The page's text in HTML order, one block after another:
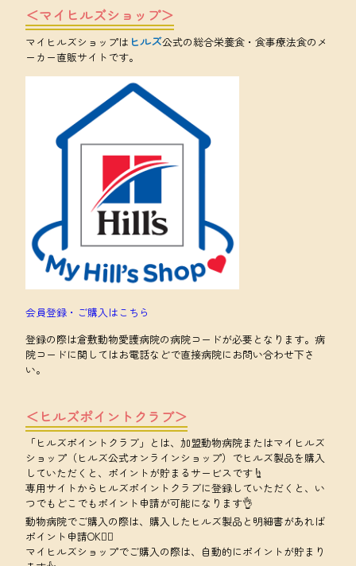
＜マイヒルズショップ＞
マイヒルズショップは ヒルズ公式の総合栄養食・食事療法食のメ
ーカー直販サイトです。
会員登録・ご購入はこちら
登録の際は倉敷動物愛護病院の病院コードが必要となります。病
院コードに関してはお電話などで直接病院にお問い合わせ下さ
い。
＜ヒルズポイントクラブ＞
「ヒルズポイントクラブ」とは、加盟動物病院またはマイヒルズ
ショップ（ヒルズ公式オンラインショップ）でヒルズ製品を購入
していただくと、ポイントが貯まるサービスです☝️
専用サイトからヒルズポイントクラブに登録していただくと、い
つでもどこでもポイント申請が可能になります👌
動物病院でご購入の際は、購入したヒルズ製品と明細書があれば
ポイント申請OK🙆‍♀️
マイヒルズショップでご購入の際は、自動的にポイントが貯まり